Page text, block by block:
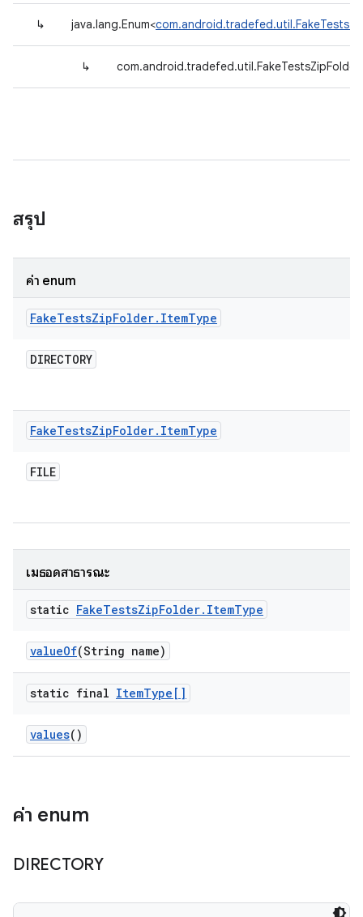
↳ java.lang.Enum<
↳
สรุป
ค่า enum
FakeTestsZipFolder. ItemType
DIRECTORY
FakeTestsZipFolder. ItemType
FILE
เมธอดสาธารณะ
static FakeTestsZipFolder. ItemType
valueOf(String name)
static final ItemType[]
values()
ค่า enum
DIRECTORY